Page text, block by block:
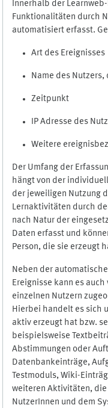
Innerhalb der
Funktionalitäten durch
automatisiert erfasst.
Art des Ereignisses
Name des
Zeitpunkt
IP Adresse des
Weitere
Der Umfang der
hängt von der
der jeweiligen Nutzung
Lernaktivitäten durch
nach Natur der
Daten erfasst und
Person, die sie erzeugt
Neben der
Ereignisse kann es
einzelnen Nutzern
Hierbei handelt es sich
aktiv erzeugt hat bzw.
beispielsweise
Abstimmungen oder
Datenbankeinträge,
Testmoduls, Wiki-
weiteren Aktivitäten,
NutzerInnen und dem